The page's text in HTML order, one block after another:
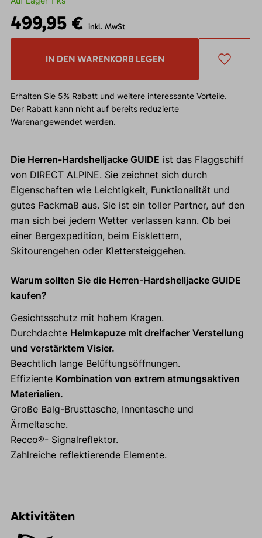
499,95 € inkl. MwSt
IN DEN WARENKORB LEGEN
Erhalten Sie 5% Rabattund weitere interessante Vorteile.
Der Rabatt kann nicht auf bereits reduzierte
Warenangewendet werden.
Die Herren-Hardshelljacke GUIDE ist das Flaggschiff
von DIRECT ALPINE. Sie zeichnet sich durch
Eigenschaften wie Leichtigkeit, Funktionalität und
gutes Packmaß aus. Sie ist ein toller Partner, auf den
man sich bei jedem Wetter verlassen kann. Ob bei
einer Bergexpedition, beim Eisklettern,
Skitourengehen oder Klettersteiggehen.
Warum sollten Sie die Herren-Hardshelljacke GUIDE
kaufen?
Gesichtsschutz mit hohem Kragen.
Durchdachte Helmkapuze mit dreifacher Verstellung
und verstärktem Visier.
Beachtlich lange Belüftungsöffnungen.
Effiziente Kombination von extrem atmungsaktiven
Materialien.
Große Balg-Brusttasche, Innentasche und
Ärmeltasche.
Recco®- Signalreflektor.
Zahlreiche reflektierende Elemente.
Aktivitäten